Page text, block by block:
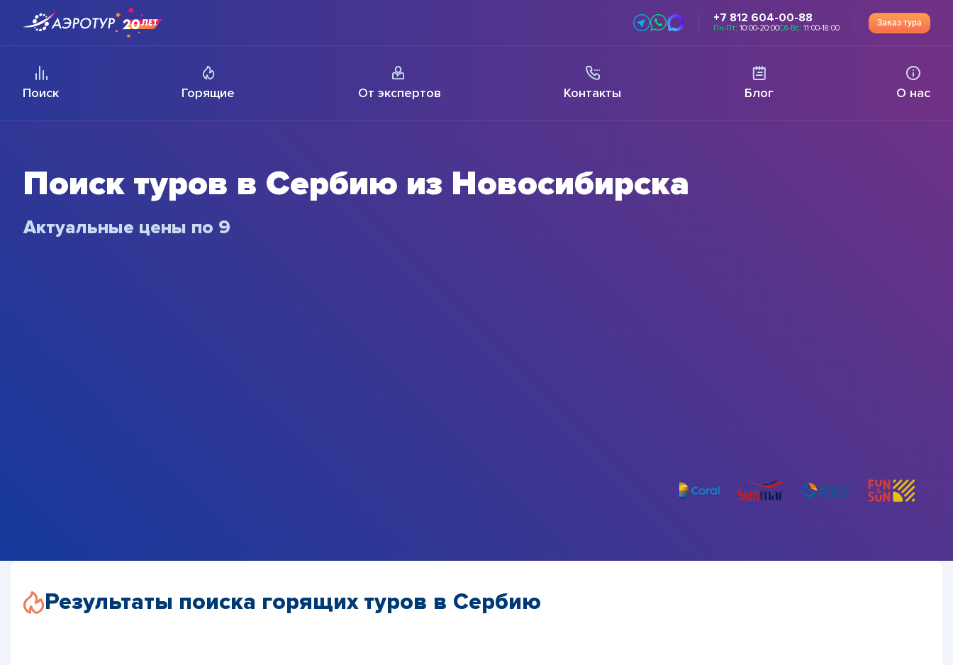
+7 812 604-00-88
Пн-Пт: 10:00-20:00Сб-Вс: 11:00-18:00
Заказ тура
Поиск Горящие От экспертов Контакты Блог О нас
Поиск туров в Сербию из Новосибирска
Актуальные цены по 100
Результаты поиска горящих туров в Сербию